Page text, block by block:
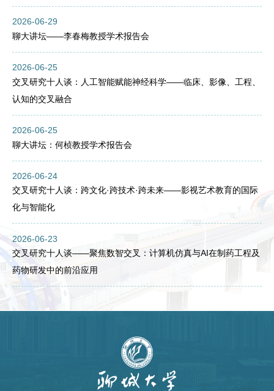
2026-06-29
聊大讲坛——李春梅教授学术报告会
2026-06-25
交叉研究十人谈：人工智能赋能神经科学——临床、影像、工程、
认知的交叉融合
2026-06-25
聊大讲坛：何桢教授学术报告会
2026-06-24
交叉研究十人谈：跨文化·跨技术·跨未来——影视艺术教育的国际
化与智能化
2026-06-23
交叉研究十人谈——聚焦数智交叉：计算机仿真与AI在制药工程及
药物研发中的前沿应用